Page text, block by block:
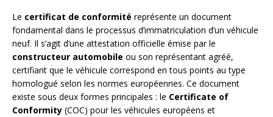
Le certificat de conformité représente un document
fondamental dans le processus d’immatriculation d’un véhicule
neuf. Il s’agit d’une attestation officielle émise par le
constructeur automobile ou son représentant agréé,
certifiant que le véhicule correspond en tous points au type
homologué selon les normes européennes. Ce document
existe sous deux formes principales : le Certificate of
Conformity (COC) pour les véhicules européens et